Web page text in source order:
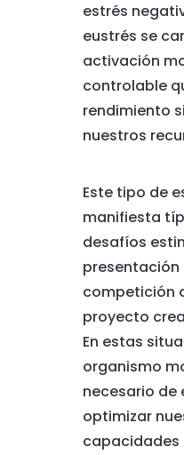
estrés
eustrés se
activación
controlable
rendimiento
nuestros
Este tipo de
manifiesta
desafíos
competición
proyecto
En estas
organismo
necesario de
optimizar
capacidades